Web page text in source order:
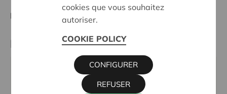
Entscheidung: Approved
Partner
TATTELJEE, SINT ANTONIUSPLEIN 1, 2910 ESSEN
03 667 31 90
cookies que vous souhaitez
autoriser.
COOKIE POLICY
REFUSER
CONFIGURER